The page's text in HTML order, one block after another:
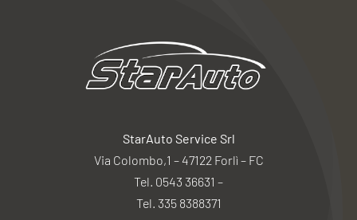
StarAuto Service Srl
Via Colombo,1 – 47122 Forlì – FC
Tel. 0543 36631 –
Tel. 335 8388371